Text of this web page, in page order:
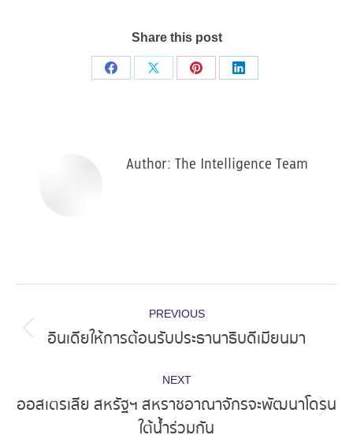
Share this post
Share
Share
Share
Share
Author: The Intelligence Team
navigation
PREVIOUS
Previous
อินเดียให้การต้อนรับประธานาธิบดีเมียนมา
NEXT
ออสเตรเลีย สหรัฐฯ สหราชอาณาจักรจะพัฒนาโดรน
ใต้น้ำร่วมกัน